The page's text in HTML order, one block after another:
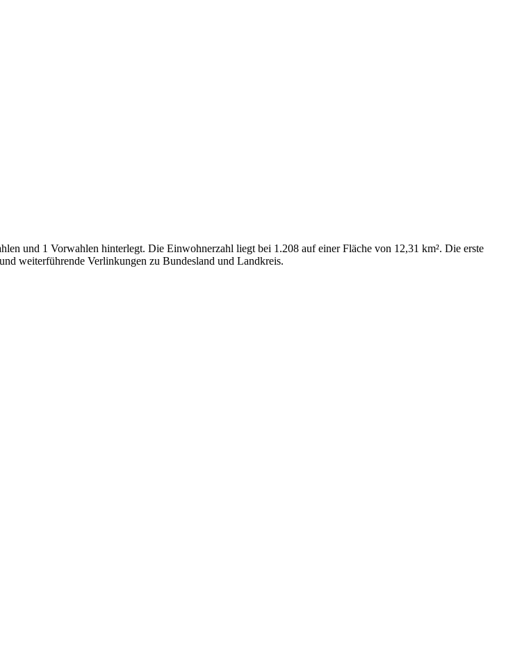
und 1 Vorwahlen hinterlegt. Die Einwohnerzahl liegt bei 1.208 auf einer Fläche von 12,31 km². Die erste
weiterführende Verlinkungen zu Bundesland und Landkreis.